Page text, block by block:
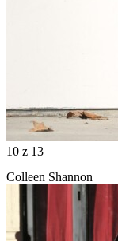
10 z 13
Colleen Shannon